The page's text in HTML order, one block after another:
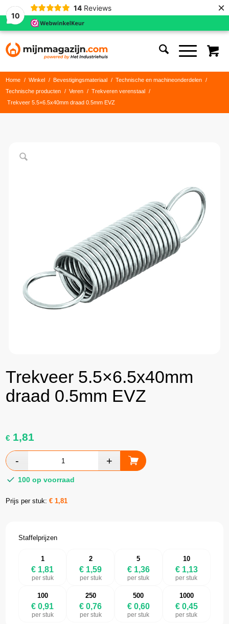
10
14 Reviews ×
Home / Winkel / Bevestigingsmateriaal / Technische en machineonderdelen
/
Technische producten
/ Veren / Trekveren verenstaal
/
Trekveer 5.5×6.5x40mm draad 0.5mm EVZ
Trekveer 5.5×6.5x40mm
draad 0.5mm EVZ
€ 1,81
100 op voorraad
Prijs per stuk:€1,81
Staffelprijzen
1
€ 1,81
per stuk
2
€ 1,59
per stuk
5
€ 1,36
per stuk
10
€ 1,13
per stuk
100
€ 0,91
per stuk
250
€ 0,76
per stuk
500
€ 0,60
per stuk
1000
€ 0,45
per stuk